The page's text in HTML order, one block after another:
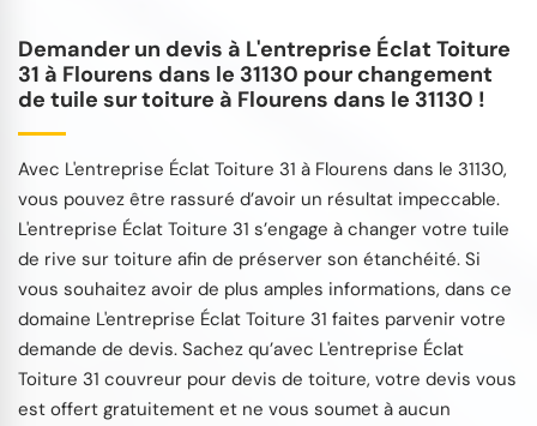
Demander un devis à L'entreprise Éclat Toiture
31 à Flourens dans le 31130 pour changement
de tuile sur toiture à Flourens dans le 31130 !
Avec L'entreprise Éclat Toiture 31 à Flourens dans le 31130,
vous pouvez être rassuré d’avoir un résultat impeccable.
L'entreprise Éclat Toiture 31 s’engage à changer votre tuile
de rive sur toiture afin de préserver son étanchéité. Si
vous souhaitez avoir de plus amples informations, dans ce
domaine L'entreprise Éclat Toiture 31 faites parvenir votre
demande de devis. Sachez qu’avec L'entreprise Éclat
Toiture 31 couvreur pour devis de toiture, votre devis vous
est offert gratuitement et ne vous soumet à aucun